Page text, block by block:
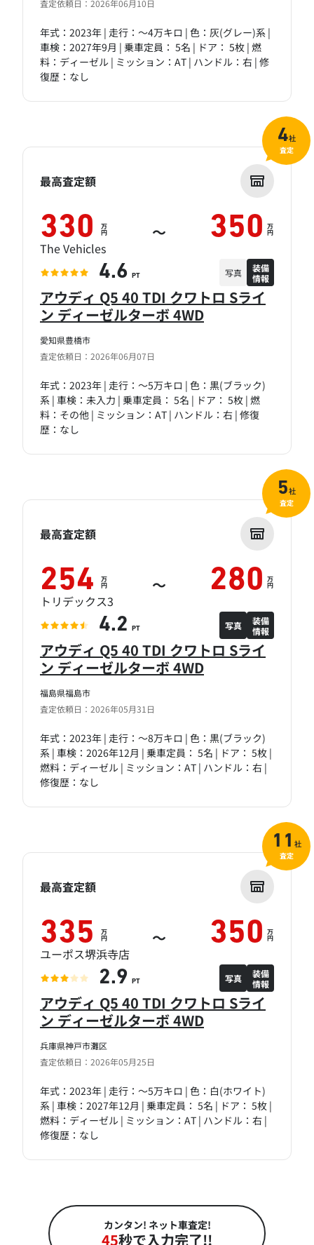
査定依頼日：2026年06月10日
年式：2023年 | 走行：～4万キロ | 色：灰(グレー)系 |
車検：2027年9月 | 乗車定員： 5名 | ドア： 5枚 | 燃
料：ディーゼル | ミッション：AT | ハンドル：右 | 修
復歴：なし
愛知県豊橋市
査定依頼日：2026年06月07日
アウディ Q5 40 TDI クワトロ Sライ
ン ディーゼルターボ 4WD
年式：2023年 | 走行：～5万キロ | 色：黒(ブラック)
系 | 車検：未入力 | 乗車定員： 5名 | ドア： 5枚 | 燃
料：その他 | ミッション：AT | ハンドル：右 | 修復
歴：なし
最高査定額
330 万
円 ～ 350 万
円
The Vehicles
4.6 PT 写真
装備
情報
4社
査定
福島県福島市
査定依頼日：2026年05月31日
アウディ Q5 40 TDI クワトロ Sライ
ン ディーゼルターボ 4WD
年式：2023年 | 走行：～8万キロ | 色：黒(ブラック)
系 | 車検：2026年12月 | 乗車定員： 5名 | ドア： 5枚 |
燃料：ディーゼル | ミッション：AT | ハンドル：右 |
修復歴：なし
最高査定額
254 万
円 ～ 280 万
円
トリデックス3
4.2 PT 写真
装備
情報
5社
査定
兵庫県神戸市灘区
査定依頼日：2026年05月25日
アウディ Q5 40 TDI クワトロ Sライ
ン ディーゼルターボ 4WD
年式：2023年 | 走行：～5万キロ | 色：白(ホワイト)
系 | 車検：2027年12月 | 乗車定員： 5名 | ドア： 5枚 |
燃料：ディーゼル | ミッション：AT | ハンドル：右 |
修復歴：なし
最高査定額
335 万
円 ～ 350 万
円
ユーポス堺浜寺店
2.9 PT 写真
装備
情報
11 社
査定
カンタン! ネット車査定!
45秒で入力完了!!